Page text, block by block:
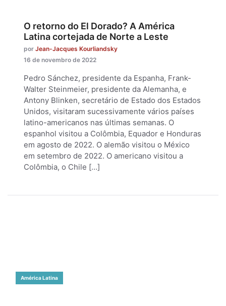
O retorno do El Dorado? A América
Latina cortejada de Norte a Leste
por Jean-Jacques Kourliandsky
16 de novembro de 2022
Pedro Sánchez, presidente da Espanha, Frank-
Walter Steinmeier, presidente da Alemanha, e
Antony Blinken, secretário de Estado dos Estados
Unidos, visitaram sucessivamente vários países
latino-americanos nas últimas semanas. O
espanhol visitou a Colômbia, Equador e Honduras
em agosto de 2022. O alemão visitou o México
em setembro de 2022. O americano visitou a
Colômbia, o Chile […]
América Latina